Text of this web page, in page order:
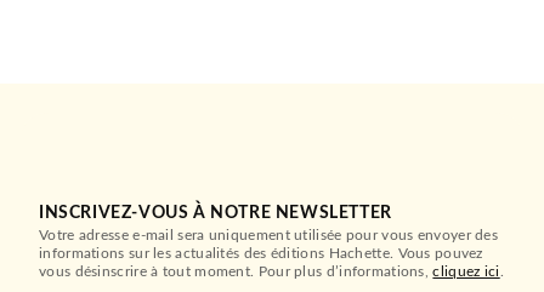
INSCRIVEZ-VOUS À NOTRE NEWSLETTER
Votre adresse e-mail sera uniquement utilisée pour vous envoyer des
informations sur les actualités des éditions Hachette. Vous pouvez
vous désinscrire à tout moment. Pour plus d’informations,cliquez ici